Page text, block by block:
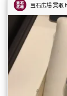
宝石広場 買取